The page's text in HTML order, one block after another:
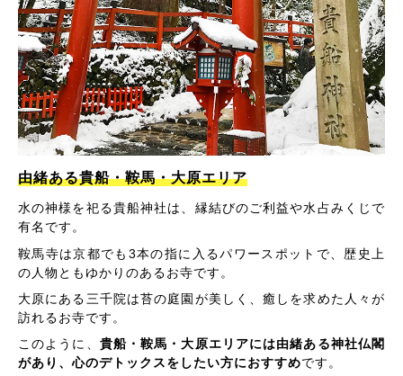
由緒ある貴船・鞍馬・大原エリア
水の神様を祀る貴船神社は、縁結びのご利益や水占みくじで
有名です。
鞍馬寺は京都でも3本の指に入るパワースポットで、歴史上
の人物ともゆかりのあるお寺です。
大原にある三千院は苔の庭園が美しく、癒しを求めた人々が
訪れるお寺です。
このように、 貴船・鞍馬・大原エリアには由緒ある神社仏閣
があり、心のデトックスをしたい方におすすめです。